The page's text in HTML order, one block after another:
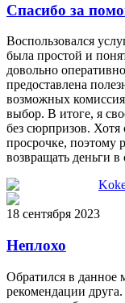
Спасибо за
Воспользовался
была простой и
довольно
предоставлена
возможных
выбор. В итоге, я
без сюрпризов.
просрочке, поэтому
возвращать деньги в
18 сентября 2023
Неплохо
Обратился в данное
рекомендации